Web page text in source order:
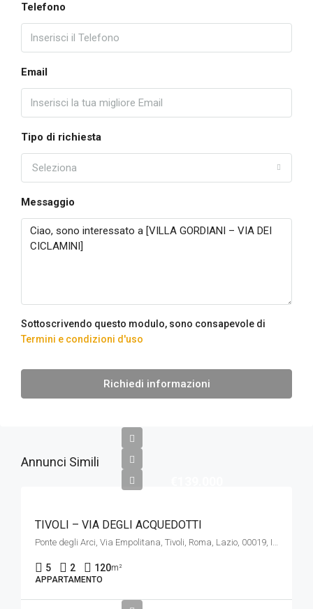
Telefono
Email
Tipo di richiesta
Seleziona
Messaggio
Sottoscrivendo questo modulo, sono consapevole di
Termini e condizioni d'uso
Richiedi informazioni
Annunci Simili
TIVOLI – VIA DEGLI ACQUEDOTTI
Ponte degli Arci, Via Empolitana, Tivoli, Roma, Lazio, 00019, Italia
5 2 120m²
APPARTAMENTO